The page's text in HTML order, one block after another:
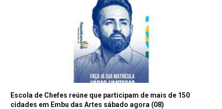
Escola de Chefes reúne que participam de mais de 150
cidades em Embu das Artes sábado agora (08)